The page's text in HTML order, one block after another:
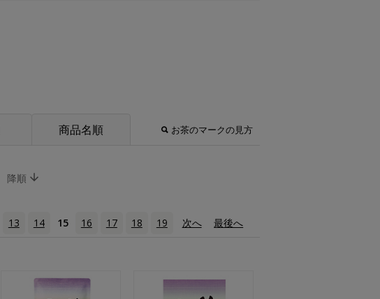
商品名順 お茶のマークの見方
降順
13 14 15 16 17 18 19 次へ 最後へ